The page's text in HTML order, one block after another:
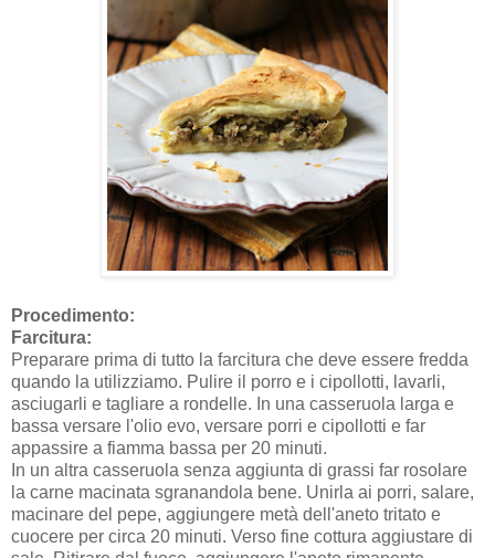
Procedimento:
Farcitura:
Preparare prima di tutto la farcitura che deve essere fredda
quando la utilizziamo. Pulire il porro e i cipollotti, lavarli,
asciugarli e tagliare a rondelle. In una casseruola larga e
bassa versare l'olio evo, versare porri e cipollotti e far
appassire a fiamma bassa per 20 minuti.
In un altra casseruola senza aggiunta di grassi far rosolare
la carne macinata sgranandola bene. Unirla ai porri, salare,
macinare del pepe, aggiungere metà dell'aneto tritato e
cuocere per circa 20 minuti. Verso fine cottura aggiustare di